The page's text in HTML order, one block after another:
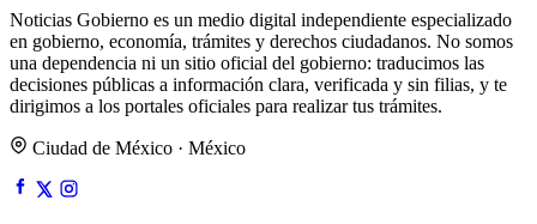
Noticias Gobierno es un medio digital independiente especializado
en gobierno, economía, trámites y derechos ciudadanos. No somos
una dependencia ni un sitio oficial del gobierno: traducimos las
decisiones públicas a información clara, verificada y sin filias, y te
dirigimos a los portales oficiales para realizar tus trámites.
Ciudad de México · México